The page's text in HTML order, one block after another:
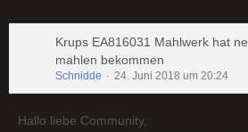
Krups EA816031 Mahlwerk hat
mahlen bekommen
Schnidde 24. Juni 2018 um 20:24
Hallo liebe Community,